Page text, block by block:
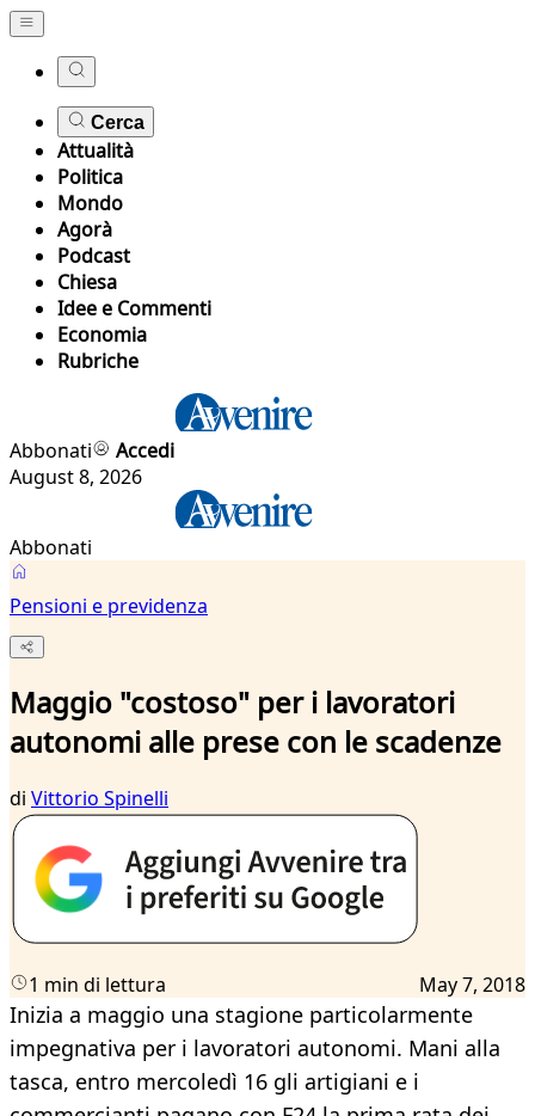
Cerca
Attualità
Politica
Mondo
Agorà
Podcast
Chiesa
Idee e Commenti
Economia
Rubriche
Abbonati
Accedi
August 8, 2026
Abbonati
Pensioni e previdenza
Maggio "costoso" per i lavoratori
autonomi alle prese con le scadenze
di Vittorio Spinelli
1 min di lettura May 7, 2018
Inizia a maggio una stagione particolarmente
impegnativa per i lavoratori autonomi. Mani alla
tasca, entro mercoledì 16 gli artigiani e i